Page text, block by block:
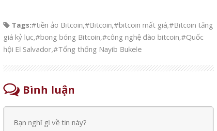
Tags:#tiền ảo Bitcoin,#Bitcoin,#bitcoin mất giá,#Bitcoin tăng
giá kỷ lục,#bong bóng Bitcoin,#công nghệ đào bitcoin,#Quốc
hội El Salvador,#Tổng thống Nayib Bukele
Bình luận